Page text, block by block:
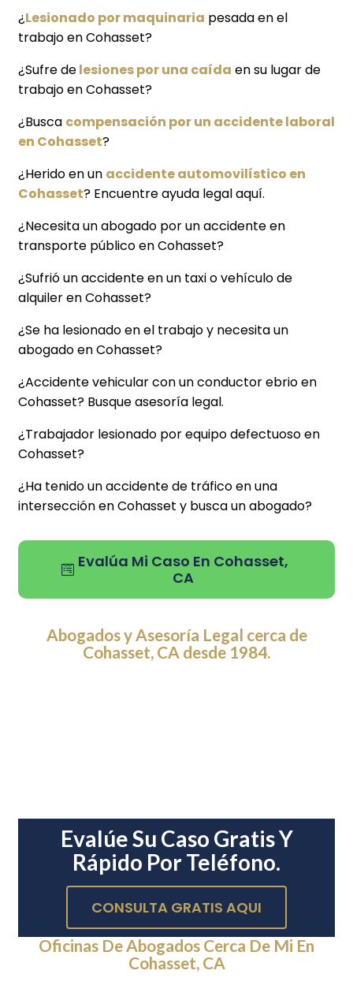
¿Lesionado por maquinaria pesada en el
trabajo en Cohasset?
¿Sufre delesiones por una caída en su lugar de
trabajo en Cohasset?
¿Busca compensación por un accidente laboral
en Cohasset?
¿Herido en un accidente automovilístico en
Cohasset? Encuentre ayuda legal aquí.
¿Necesita un abogado por un accidente en
transporte público en Cohasset?
¿Sufrió un accidente en un taxi o vehículo de
alquiler en Cohasset?
¿Se ha lesionado en el trabajo y necesita un
abogado en Cohasset?
¿Accidente vehicular con un conductor ebrio en
Cohasset? Busque asesoría legal.
¿Trabajador lesionado por equipo defectuoso en
Cohasset?
¿Ha tenido un accidente de tráfico en una
intersección en Cohasset y busca un abogado?
Evalúa Mi Caso En Cohasset,
CA
Abogados y Asesoría Legal cerca de
Cohasset, CA desde 1984.
Evalúe Su Caso Gratis Y
Rápido Por Teléfono.
CONSULTA GRATIS AQUI
Oficinas De Abogados Cerca De Mi En
Cohasset, CA